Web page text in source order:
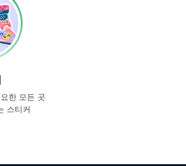
한 모든 곳
스티커